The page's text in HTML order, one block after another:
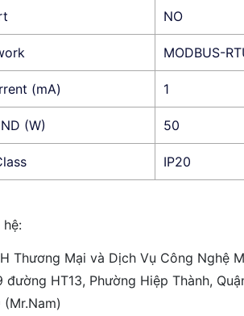
NO
MODBUS-
(mA) 1
(W) 50
IP20
Thương Mại và Dịch Vụ Công Nghệ
HT13, Phường Hiệp Thành,